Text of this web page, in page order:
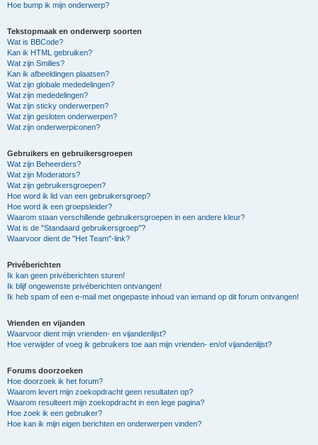
Hoe bump ik mijn onderwerp?
Tekstopmaak en onderwerp soorten
Wat is BBCode?
Kan ik HTML gebruiken?
Wat zijn Smilies?
Kan ik afbeeldingen plaatsen?
Wat zijn globale mededelingen?
Wat zijn mededelingen?
Wat zijn sticky onderwerpen?
Wat zijn gesloten onderwerpen?
Wat zijn onderwerpiconen?
Gebruikers en gebruikersgroepen
Wat zijn Beheerders?
Wat zijn Moderators?
Wat zijn gebruikersgroepen?
Hoe word ik lid van een gebruikersgroep?
Hoe word ik een groepsleider?
Waarom staan verschillende gebruikersgroepen in een andere kleur?
Wat is de "Standaard gebruikersgroep"?
Waarvoor dient de "Het Team"-link?
Privéberichten
Ik kan geen privéberichten sturen!
Ik blijf ongewenste privéberichten ontvangen!
Ik heb spam of een e-mail met ongepaste inhoud van iemand op dit forum ontvangen!
Vrienden en vijanden
Waarvoor dient mijn vrienden- en vijandenlijst?
Hoe verwijder of voeg ik gebruikers toe aan mijn vrienden- en/of vijandenlijst?
Forums doorzoeken
Hoe doorzoek ik het forum?
Waarom levert mijn zoekopdracht geen resultaten op?
Waarom resulteert mijn zoekopdracht in een lege pagina?
Hoe zoek ik een gebruiker?
Hoe kan ik mijn eigen berichten en onderwerpen vinden?